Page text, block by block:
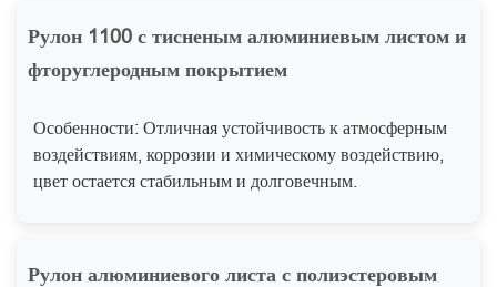
Рулон 1100 с тисненым алюминиевым листом и
фторуглеродным покрытием
Особенности: Отличная устойчивость к атмосферным
воздействиям, коррозии и химическому воздействию,
цвет остается стабильным и долговечным.
Рулон алюминиевого листа с полиэстеровым